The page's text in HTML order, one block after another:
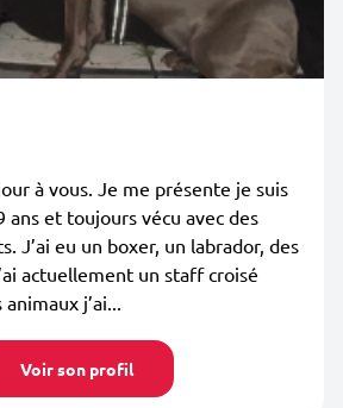
à vous. Je me présente je suis
ans et toujours vécu avec des
J’ai eu un boxer, un labrador, des
actuellement un staff croisé
j’ai...
Voir son profil